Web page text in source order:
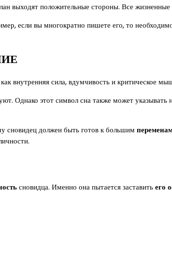
выходят положительные стороны. Все
если вы многократно пишете его, то
внутренняя сила, вдумчивость и критическое
Однако этот символ сна также может указывать
сновидец должен быть готов к большим
сновидца. Именно она пытается заставитьего